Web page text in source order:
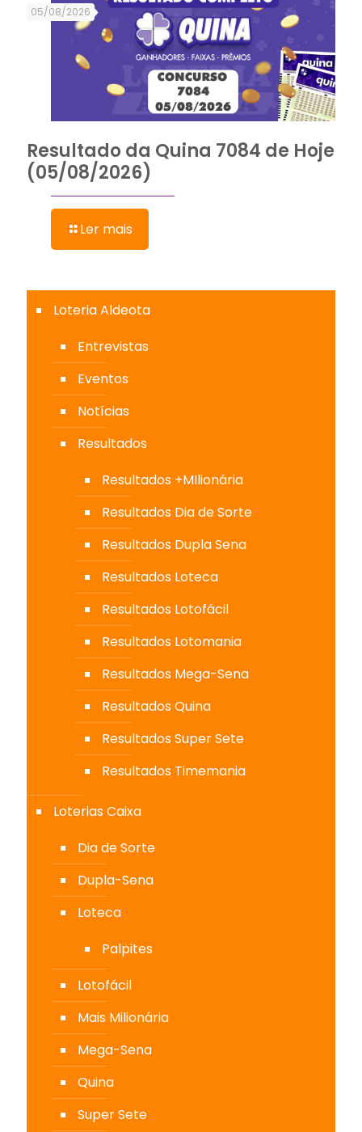
05/08/2026
Resultado da Quina 7084 de Hoje
(05/08/2026)
Ler mais
Loteria Aldeota
Entrevistas
Eventos
Notícias
Resultados
Resultados +MIlionária
Resultados Dia de Sorte
Resultados Dupla Sena
Resultados Loteca
Resultados Lotofácil
Resultados Lotomania
Resultados Mega-Sena
Resultados Quina
Resultados Super Sete
Resultados Timemania
Loterias Caixa
Dia de Sorte
Dupla-Sena
Loteca
Palpites
Lotofácil
Mais Milionária
Mega-Sena
Quina
Super Sete